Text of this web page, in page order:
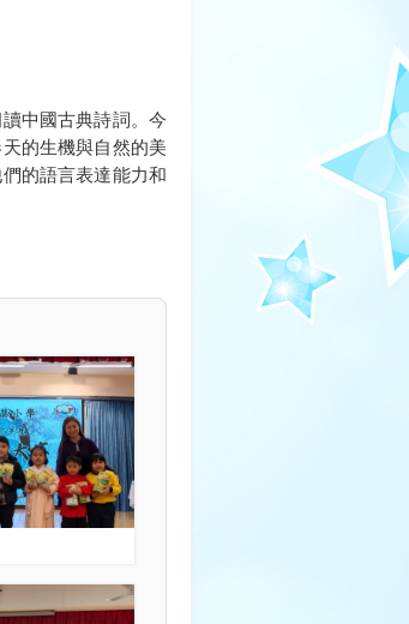
中國古典詩詞。今
的生機與自然的美
的語言表達能力和